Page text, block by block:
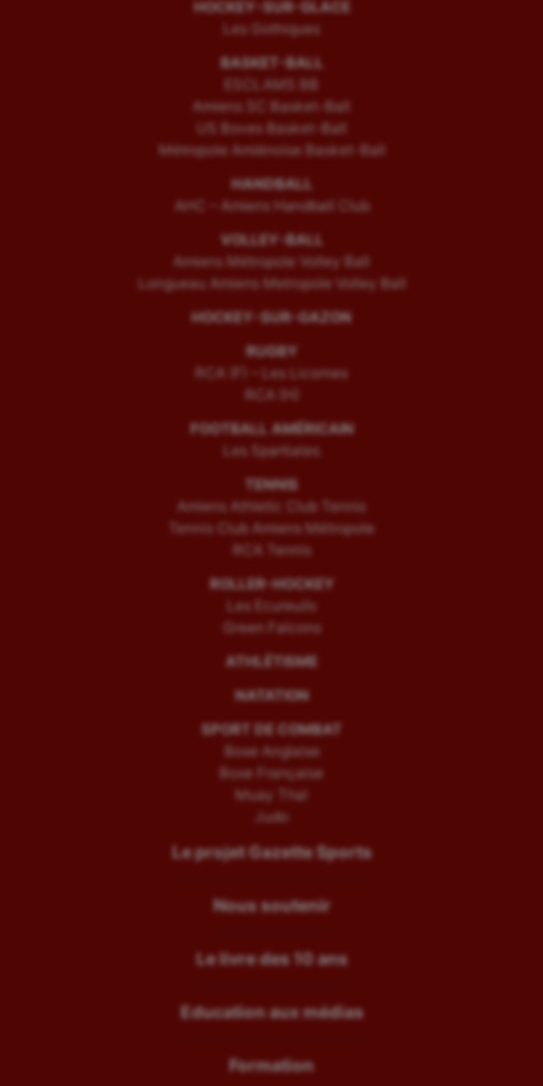
HOCKEY-SUR-GLACE
Les Gothiques
BASKET-BALL
ESCLAMS BB
Amiens SC Basket-Ball
US Boves Basket-Ball
Métropole Amiénoise Basket-Ball
HANDBALL
AHC – Amiens Handball Club
VOLLEY-BALL
Amiens Métropole Volley Ball
Longueau Amiens Metropole Volley Ball
HOCKEY-SUR-GAZON
RUGBY
RCA (F) – Les Licornes
RCA (H)
FOOTBALL AMÉRICAIN
Les Spartiates
TENNIS
Amiens Athletic Club Tennis
Tennis Club Amiens Métropole
RCA Tennis
ROLLER-HOCKEY
Les Ecureuils
Green Falcons
ATHLÉTISME
NATATION
SPORT DE COMBAT
Boxe Anglaise
Boxe Française
Muay Thaï
Judo
Le projet Gazette Sports
Nous soutenir
Le livre des 10 ans
Education aux médias
Formation